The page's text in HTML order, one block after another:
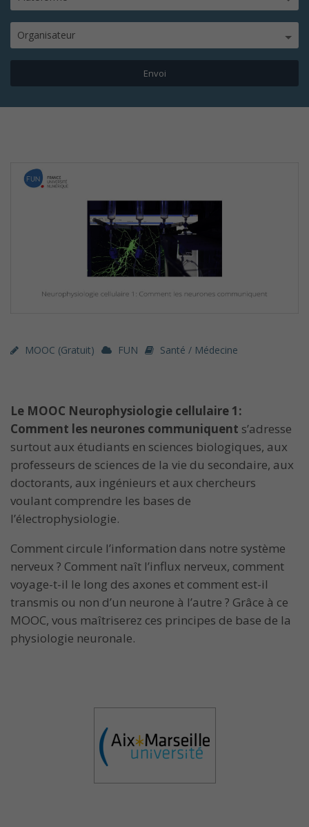
Organisateur
MOOC (gratuit) FUN Santé / Médecine
Le MOOC Neurophysiologie cellulaire 1:
Comment les neurones communiquent s’adresse
surtout aux étudiants en sciences biologiques, aux
professeurs de sciences de la vie du secondaire, aux
doctorants, aux ingénieurs et aux chercheurs
voulant comprendre les bases de
l’électrophysiologie.
Comment circule l’information dans notre système
nerveux ? Comment naît l’influx nerveux, comment
voyage-t-il le long des axones et comment est-il
transmis ou non d’un neurone à l’autre ? Grâce à ce
MOOC, vous maîtriserez ces principes de base de la
physiologie neuronale.